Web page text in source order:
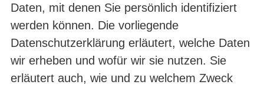
Daten, mit denen Sie persönlich identifiziert
werden können. Die vorliegende
Datenschutzerklärung erläutert, welche Daten
wir erheben und wofür wir sie nutzen. Sie
erläutert auch, wie und zu welchem Zweck